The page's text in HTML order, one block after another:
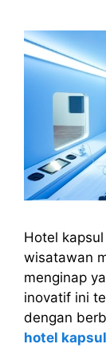
Hotel
wisatawan
menginap
inovatif ini
dengan
hotel